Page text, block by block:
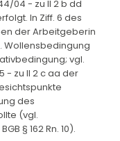
04 - zu II 2 b dd
In Ziff. 6 des
der Arbeitgeberin
Wollensbedingung
vgl.
- zu II 2 c aa der
des
(vgl.
§ 162 Rn. 10).